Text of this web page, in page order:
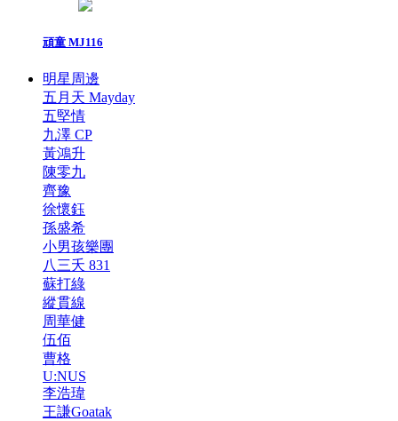
頑童 MJ116
明星周邊
五月天 Mayday
五堅情
九澤 CP
黃鴻升
陳零九
齊豫
徐懷鈺
孫盛希
小男孩樂團
八三夭 831
蘇打綠
縱貫線
周華健
伍佰
曹格
U:NUS
李浩瑋
王謙Goatak